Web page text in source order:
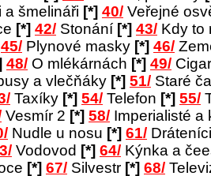
a šmelináři [*] 40/ Veřejné
[*] 42/ Stonání [*] 43/ Kdy to
45/ Plynové masky [*] 46/
48/ O mlékárnách [*] 49/
a vlečňáky [*] 51/ Staré
Taxíky [*] 54/ Telefon [*] 55/
Vesmír 2 [*] 58/ Imperialisté a
Nudle u nosu [*] 61/
Vodovod [*] 64/ Kýnka a
[*] 67/ Silvestr [*] 68/